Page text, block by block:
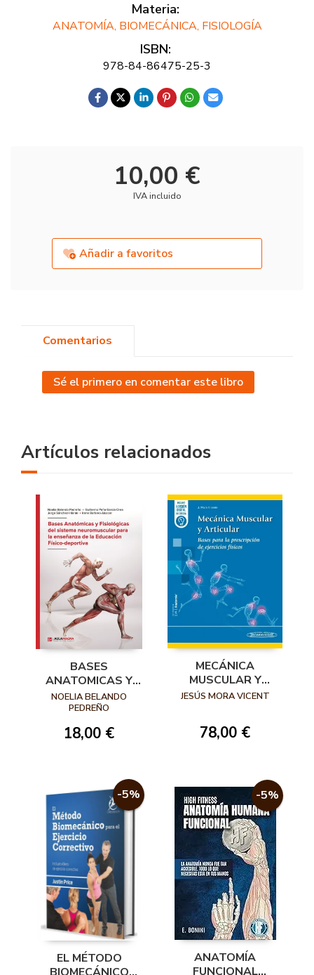
Materia:
ANATOMÍA, BIOMECÁNICA, FISIOLOGÍA
ISBN:
978-84-86475-25-3
10,00 €
IVA incluido
Añadir a favoritos
Comentarios
Sé el primero en comentar este libro
Artículos relacionados
BASES
ANATOMICAS Y
FISIOLOGICAS DEL
SISTEMA
PARA LA
FISICO-DEPORTIVA
NOELIA BELANDO
PEDREÑO
18,00 €
MECÁNICA
MUSCULAR Y
ARTICULAR
JESÚS MORA VICENT
78,00 €
-5%
EL MÉTODO
-5%
ANATOMÍA
FUNCIONAL